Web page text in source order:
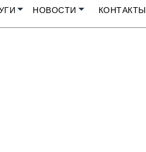
НОВОСТИ КОНТАКТЫ